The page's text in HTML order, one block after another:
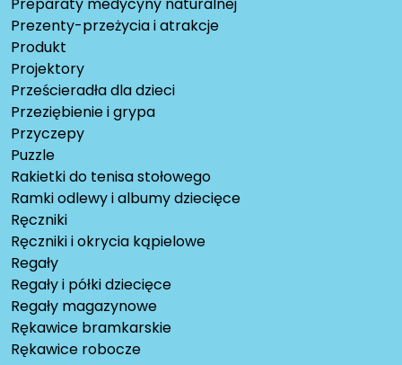
Preparaty medycyny naturalnej
Prezenty-przeżycia i atrakcje
Produkt
Projektory
Prześcieradła dla dzieci
Przeziębienie i grypa
Przyczepy
Puzzle
Rakietki do tenisa stołowego
Ramki odlewy i albumy dziecięce
Ręczniki
Ręczniki i okrycia kąpielowe
Regały
Regały i półki dziecięce
Regały magazynowe
Rękawice bramkarskie
Rękawice robocze